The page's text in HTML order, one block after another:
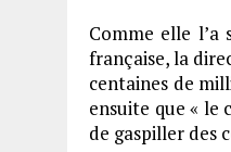
Comme elle
française, la
centaines de
ensuite que « le
de gaspiller des